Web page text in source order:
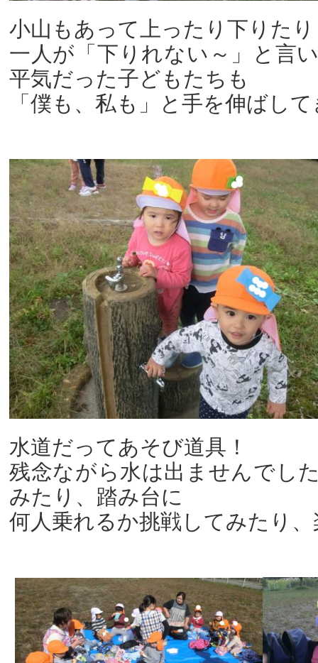
小山もあって上ったり下りた
一人が「下りれない～」と言
平気だった子どもたちも
「僕も、私も」と手を伸ばし
水道だってあそび道具！
残念ながら水は出ませんでし
みたり、踏み台に
何人乗れるか挑戦してみたり